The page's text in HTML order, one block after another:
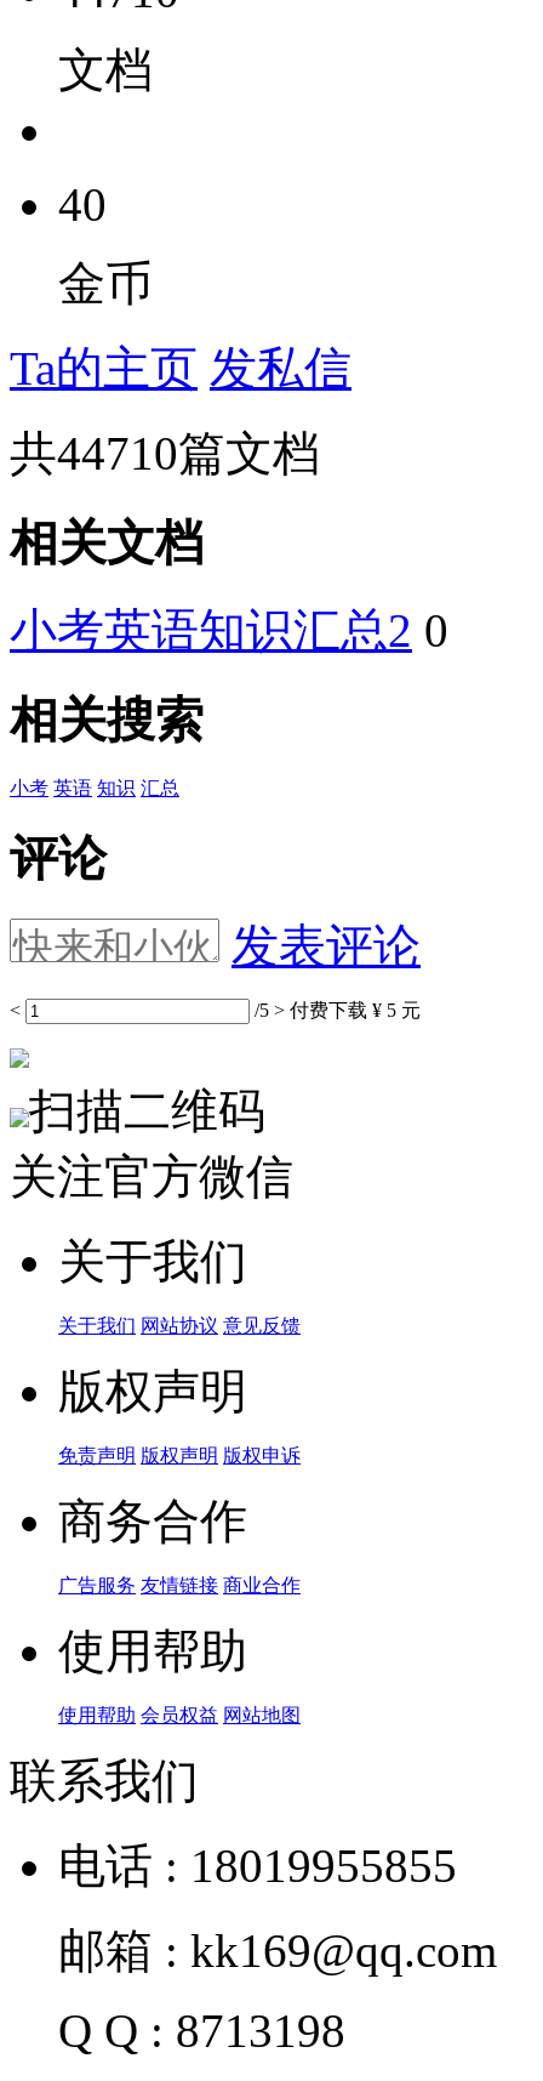
文档
40
金币
Ta的主页 发私信
共44710篇文档
相关文档
小考英语知识汇总2 0
相关搜索
小考 英语 知识 汇总
评论
发表评论
< /5 > 付费下载 ¥ 5 元
扫描二维码
关注官方微信
关于我们
关于我们 网站协议 意见反馈
版权声明
免责声明 版权声明 版权申诉
商务合作
广告服务 友情链接 商业合作
使用帮助
使用帮助 会员权益 网站地图
联系我们
电话 : 18019955855
邮箱 : kk169@qq.com
Q Q : 8713198